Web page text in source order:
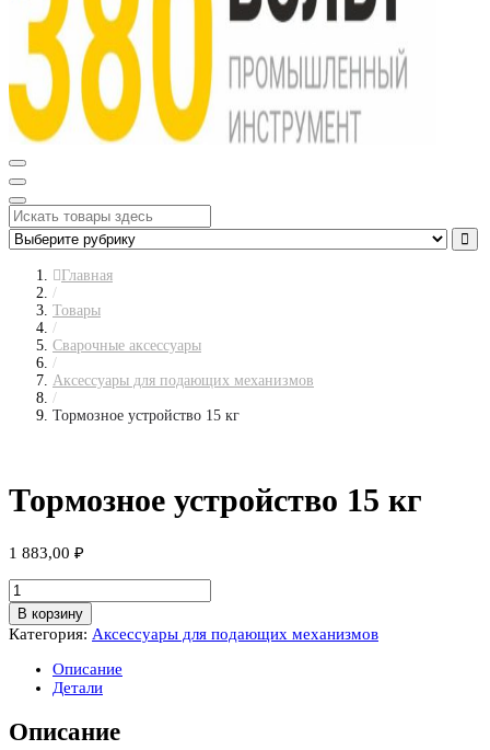
Главная
/
Товары
/
Сварочные аксессуары
/
Аксессуары для подающих механизмов
/
Тормозное устройство 15 кг
Тормозное устройство 15 кг
1 883,00 ₽
Количество
товара
Тормозное
устройство
В корзину
Категория: Аксессуары для подающих механизмов
Описание
Детали
Описание